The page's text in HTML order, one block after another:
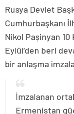
Rusya Devlet
Cumhurbaşkanı
Nikol Paşinyan 10
Eylül’den beri
bir anlaşma
İmzalanan
Ermenistan